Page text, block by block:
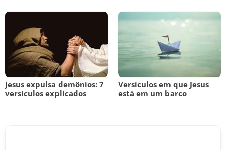
Jesus expulsa demônios: 7
versículos explicados
Versículos em que Jesus
está em um barco